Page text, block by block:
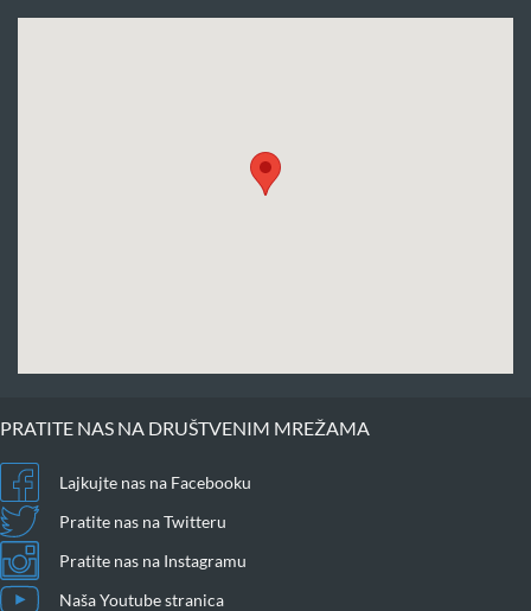
PRATITE NAS NA DRUŠTVENIM MREŽAMA
Lajkujte nas na Facebooku
Pratite nas na Twitteru
Pratite nas na Instagramu
Naša Youtube stranica